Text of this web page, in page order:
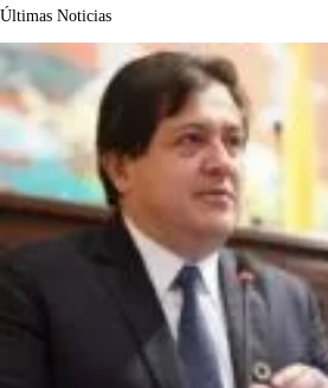
Últimas Noticias